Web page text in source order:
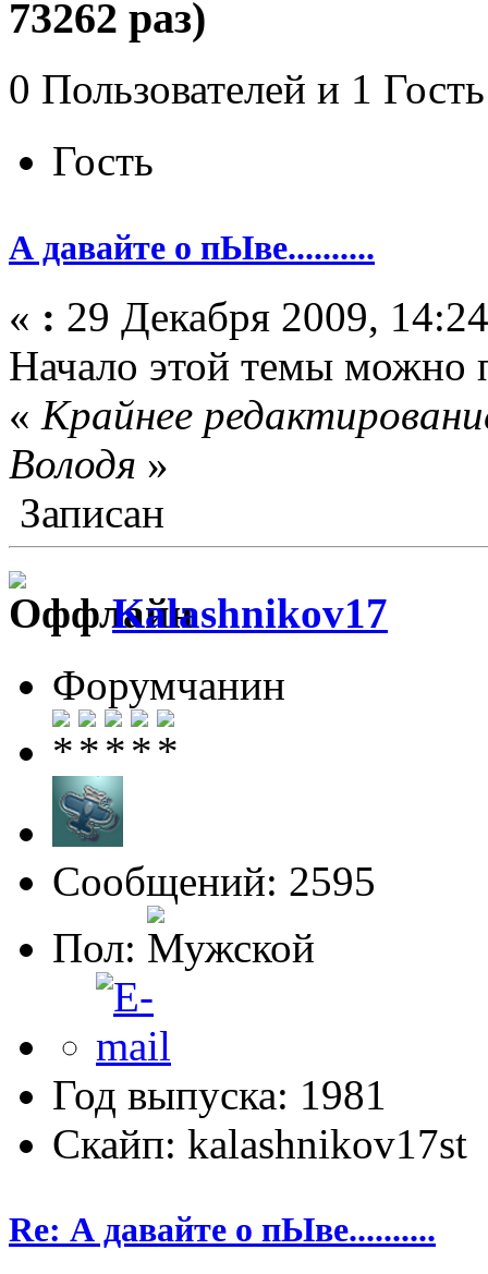
73262 раз)
0 Пользователей и 1
Гость
А давайте о пЫве..........
« : 29 Декабря 2009,
Начало этой темы можно
« Крайнее
Володя »
Записан
Kalashnikov17
Форумчанин
Сообщений: 2595
Пол:
Год выпуска: 1981
Скайп: kalashnikov17st
Re: А давайте о пЫве..........